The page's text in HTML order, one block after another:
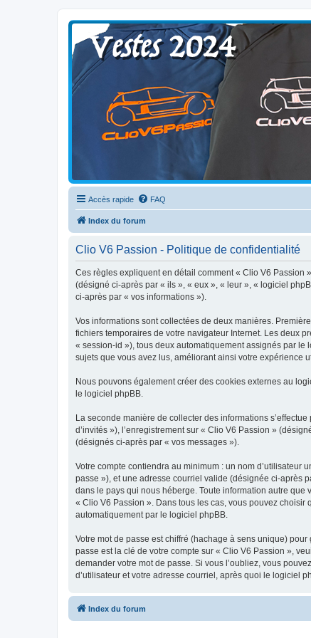
Clio V6 Passion
Le site français des passionnés de Clio V6
Accès rapide FAQ
Index du forum
Clio V6 Passion - Politique de confidentialité
Ces règles expliquent en détail comment « Clio V6 Passion
(désigné ci-après par « ils », « eux », « leur », « logiciel
ci-après par « vos informations »).
Vos informations sont collectées de deux manières.
fichiers temporaires de votre navigateur Internet. Les deux
« session-id »), tous deux automatiquement assignés par
sujets que vous avez lus, améliorant ainsi votre expérience
Nous pouvons également créer des cookies externes au
le logiciel phpBB.
La seconde manière de collecter des informations
d’invités »), l’enregistrement sur « Clio V6 Passion »
(désignés ci-après par « vos messages »).
Votre compte contiendra au minimum : un nom d’utilisateur
passe »), et une adresse courriel valide (désignée ci-après
dans le pays qui nous héberge. Toute information autre que
« Clio V6 Passion ». Dans tous les cas, vous pouvez
automatiquement par le logiciel phpBB.
Votre mot de passe est chiffré (hachage à sens unique)
passe est la clé de votre compte sur « Clio V6 Passion »,
demander votre mot de passe. Si vous l’oubliez, vous
d’utilisateur et votre adresse courriel, après quoi le logiciel
Index du forum